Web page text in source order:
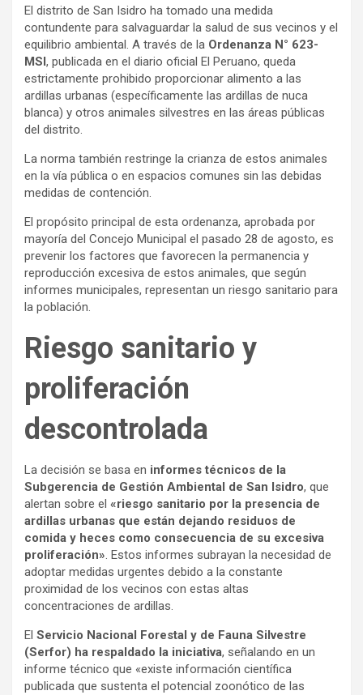
El distrito de San Isidro ha tomado una medida
contundente para salvaguardar la salud de sus vecinos y el
equilibrio ambiental. A través de la Ordenanza N° 623-
MSI, publicada en el diario oficial El Peruano, queda
estrictamente prohibido proporcionar alimento a las
ardillas urbanas (específicamente las ardillas de nuca
blanca) y otros animales silvestres en las áreas públicas
del distrito.
La norma también restringe la crianza de estos animales
en la vía pública o en espacios comunes sin las debidas
medidas de contención.
El propósito principal de esta ordenanza, aprobada por
mayoría del Concejo Municipal el pasado 28 de agosto, es
prevenir los factores que favorecen la permanencia y
reproducción excesiva de estos animales, que según
informes municipales, representan un riesgo sanitario para
la población.
Riesgo sanitario y
proliferación
descontrolada
La decisión se basa en informes técnicos de la
Subgerencia de Gestión Ambiental de San Isidro, que
alertan sobre el «riesgo sanitario por la presencia de
ardillas urbanas que están dejando residuos de
comida y heces como consecuencia de su excesiva
proliferación». Estos informes subrayan la necesidad de
adoptar medidas urgentes debido a la constante
proximidad de los vecinos con estas altas
concentraciones de ardillas.
El Servicio Nacional Forestal y de Fauna Silvestre
(Serfor) ha respaldado la iniciativa, señalando en un
informe técnico que «existe información científica
publicada que sustenta el potencial zoonótico de las